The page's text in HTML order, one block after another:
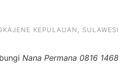
KEPULAUAN
SULAWESI
Nana Permana 0816 1468